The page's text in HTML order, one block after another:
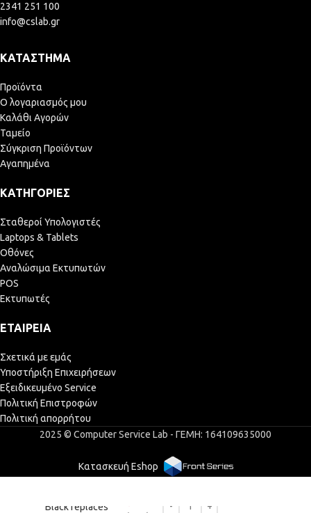
2341 251 100
info@cslab.gr
ΚΑΤΆΣΤΗΜΑ
Προϊόντα
Ο λογαριασμός μου
Καλάθι Αγορών
Ταμείο
Σύγκριση Προϊόντων
Αγαπημένα
ΚΑΤΗΓΟΡΊΕΣ
Σταθεροί Υπολογιστές
Laptops & Tablets
Οθόνες
Αναλώσιμα Εκτυπωτών
POS
Εκτυπωτές
ΕΤΑΙΡΕΊΑ
Σχετικά με εμάς
Υποστήριξη Επιχειρήσεων
Εξειδικευμένο Service
Πολιτική Επιστροφών
Πολιτική απορρήτου
2025 © Computer Service Lab - ΓΕΜΗ: 164109635000
Κατασκευή Eshop
Black replaces